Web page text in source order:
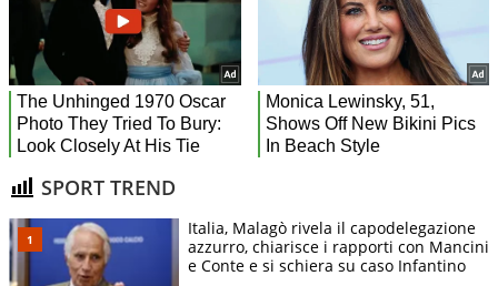
SPORT TREND
Italia, Malagò rivela il capodelegazione
azzurro, chiarisce i rapporti con Mancini
e Conte e si schiera su caso Infantino